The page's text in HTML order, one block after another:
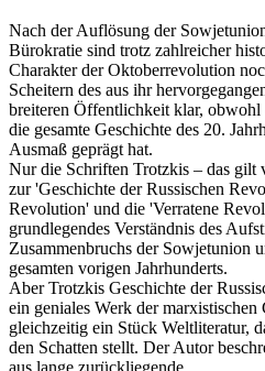
Nach der Auflösung der
Bürokratie sind trotz zahlreicher
Charakter der Oktoberrevolution
Scheitern des aus ihr
breiteren Öffentlichkeit klar,
die gesamte Geschichte des 20.
Ausmaß geprägt hat.
Nur die Schriften Trotzkis – das gilt
zur 'Geschichte der Russischen
Revolution' und die 'Verratene
grundlegendes Verständnis des
Zusammenbruchs der Sowjetunion
gesamten vorigen Jahrhunderts.
Aber Trotzkis Geschichte der
ein geniales Werk der marxistischen
gleichzeitig ein Stück Weltliteratur,
den Schatten stellt. Der Autor